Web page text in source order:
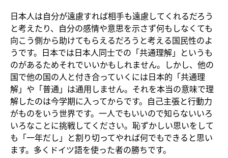
日本人は自分が遠慮すれば相手も遠慮してくれるだろう
と考えたり、自分の感情や意思を示さず何もしなくても
向こう側から助けてもらえるだろうと考える国民性のよ
うです。日本では日本人同士での「共通理解」というも
のがあるためそれでいいかもしれません。しかし、他の
国で他の国の人と付き合っていくには日本的「共通理
解」や「普通」は通用しません。それを本当の意味で理
解したのは今学期に入ってからです。自己主張と行動力
がものをいう世界です。一人でもいいので知らないいろ
いろなことに挑戦してください。恥ずかしい思いをして
も「一年だし」と割り切ってやれば何でもできると思い
ます。多くドイツ語を使った者の勝ちです。